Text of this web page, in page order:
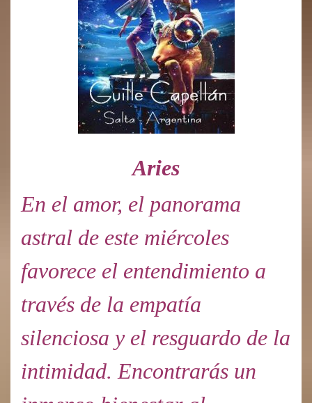
Aries
En el amor, el panorama
astral de este miércoles
favorece el entendimiento a
través de la empatía
silenciosa y el resguardo de la
intimidad. Encontrarás un